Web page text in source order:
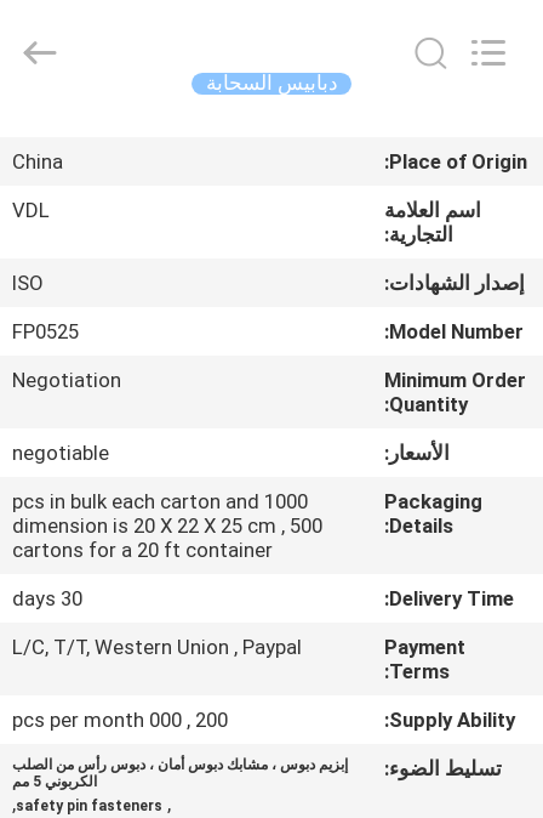
الرئيسية
منتجات
معلومات
عنا
المعمل
مراقبة
الجودة
خريطة
الموقع
دبابيس السحابة
Place of Origin:
China
اسم العلامة
التجارية:
VDL
إصدار الشهادات:
ISO
Model Number:
FP0525
Minimum Order
Quantity:
Negotiation
الأسعار:
negotiable
Packaging
Details:
1000 pcs in bulk each carton and
dimension is 20 X 22 X 25 cm , 500
cartons for a 20 ft container
Delivery Time:
30 days
Payment
Terms:
L/C, T/T, Western Union , Paypal
Supply Ability:
200 , 000 pcs per month
تسليط الضوء:
إبزيم دبوس ، مشابك دبوس أمان ، دبوس رأس من الصلب
الكربوني 5 مم
,
safety pin fasteners
,